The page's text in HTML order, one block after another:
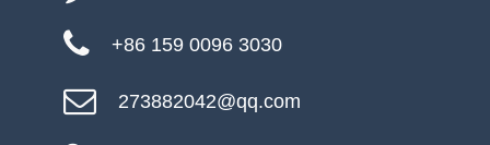
+86 159 0096 3030
273882042@qq.com